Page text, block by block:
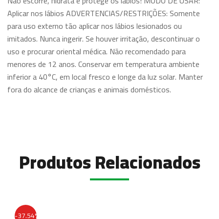
Aplicar nos lábios ADVERTENCIAS/RESTRIÇÕES: Somente
para uso externo tão aplicar nos lábios lesionados ou
imitados. Nunca ingerir. Se houver irritação, descontinuar o
uso e procurar oriental médica. Não recomendado para
menores de 12 anos. Conservar em temperatura ambiente
inferior a 40°C, em local fresco e longe da luz solar. Manter
fora do alcance de crianças e animais domésticos.
Produtos Relacionados
-37.54%
-37.54%